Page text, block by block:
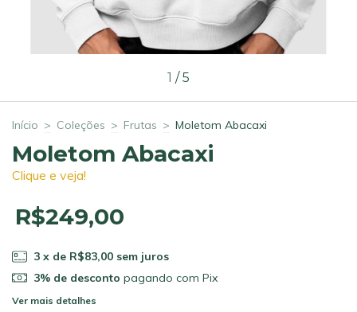
1 /5
Início > Coleções > Frutas > Moletom Abacaxi
Moletom Abacaxi
Clique e veja!
R$249,00
3 x de R$83,00 sem juros
3% de desconto pagando com Pix
Ver mais detalhes